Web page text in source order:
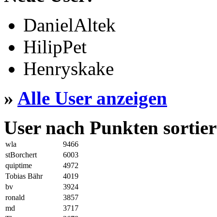
DanielAltek
HilipPet
Henryskake
» Alle User anzeigen
User nach Punkten
wla
9466
stBorchert
6003
quiptime
4972
Tobias Bähr
4019
bv
3924
ronald
3857
md
3717